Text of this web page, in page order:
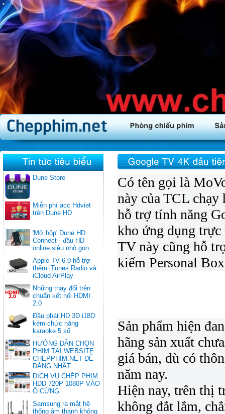
Dune Store
Miễn phí acc Hdviet
trên Dune HD
'Mở hộp' Dune HD
Connect - đầu HD
online siêu nhỏ gọn
Apple TV 6.0 hỗ trợ
thêm iTunes Radio và
iCloud AirPlay
Những thay đổi trên
chuẩn kết nối HDMI
2.0
Đầu phát HD 3D i18D
kèm chức năng
karaoke 5 số
HƯỚNG DẪN CHỌN
PHIM TẠI WEBSITE
CHEPPHIM.NET DỄ
DÀNG NHẤT
DỊCH VỤ CHÉP PHIM
HDD 720P 1080P VÀO
Ổ CỨNG
Samsung ra mắt hệ
thống âm thanh không
Có tên gọi là
này của TCL chạy
hỗ trợ tính năng
kho ứng dụng
TV này cũng hỗ
kiếm Personal
Sản phẩm hiện
hãng sản xuất
giá bán, dù có
năm nay.
Hiện nay, trên thị
không đắt lắm,